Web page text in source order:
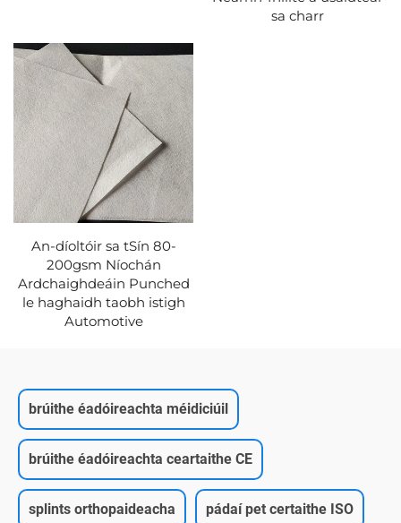
sa charr
An-díoltóir sa tSín 80-
200gsm Níochán
Ardchaighdeáin Punched
le haghaidh taobh istigh
Automotive
brúithe éadóireachta méidiciúil
brúithe éadóireachta ceartaithe CE
splints orthopaideacha pádaí pet certaithe ISO